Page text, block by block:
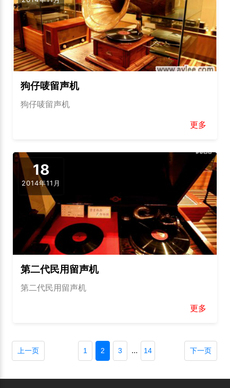
狗仔唛留声机
狗仔唛留声机
更多
18
2014年11月
第二代民用留声机
第二代民用留声机
更多
上一页 1 2 3 ... 14 下一页